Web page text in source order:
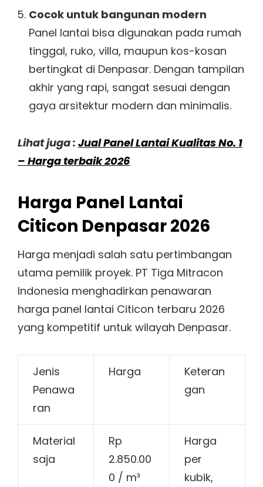
Cocok untuk bangunan modern
Panel lantai bisa digunakan pada rumah
tinggal, ruko, villa, maupun kos-kosan
bertingkat di Denpasar. Dengan tampilan
akhir yang rapi, sangat sesuai dengan
gaya arsitektur modern dan minimalis.
Lihat juga : Jual Panel Lantai Kualitas No. 1
– Harga terbaik 2026
Harga Panel Lantai
Citicon Denpasar 2026
Harga menjadi salah satu pertimbangan
utama pemilik proyek. PT Tiga Mitracon
Indonesia menghadirkan penawaran
harga panel lantai Citicon terbaru 2026
yang kompetitif untuk wilayah Denpasar.
Jenis
Penawa
ran
Harga
Keteran
gan
Material
saja
Rp
2.850.00
0 / m³
Harga
per
kubik,